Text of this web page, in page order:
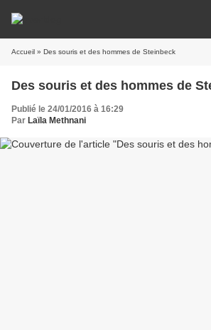
Accueil » Des souris et des hommes de Steinbeck
Des souris et des hommes de
Publié le 24/01/2016 à 16:29
Par Laïla Methnani